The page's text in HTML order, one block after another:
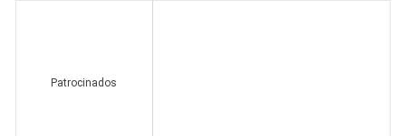
Patrocinados